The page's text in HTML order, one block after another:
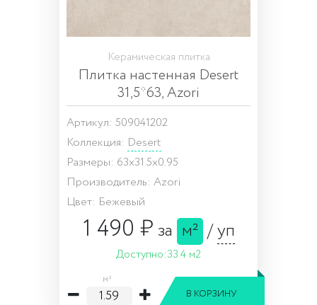
Керамическая плитка
Плитка настенная Desert
31,5*63, Azori
Артикул: 509041202
Коллекция: Desert
Размеры: 63x31.5x0.95
Производитель: Azori
Цвет: Бежевый
1 490 ₽за м² /уп
Доступно:33.4 м2
м²
В КОРЗИНУ